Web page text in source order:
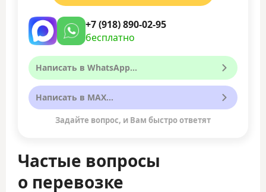
Частые вопросы
о перевозке
+7 (918) 890-02-95
бесплатно
Написать в WhatsApp...
Написать в MAX...
Задайте вопрос, и Вам быстро ответят